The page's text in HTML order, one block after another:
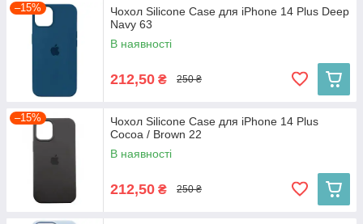
–15%
Чохол Silicone Case для iPhone 14 Plus Deep
Navy 63
В наявності
212,50 ₴ 250 ₴
–15%
Чохол Silicone Case для iPhone 14 Plus
Cocoa / Brown 22
В наявності
212,50 ₴ 250 ₴